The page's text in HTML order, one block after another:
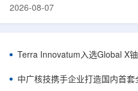
将各省级生态环境主管部门报送
置、放射源或非密封放射性物质
告发布的汇总表共列出66项备案
东、天津、上海、河北、四川、甘
南、辽宁等地相关单位。备案内
2026-08-07
Terra Innovatum入选Global X
中广核技携手企业打造国内首